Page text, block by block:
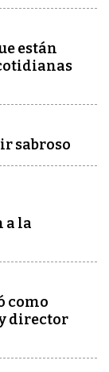
están
sabroso
a la
como
director